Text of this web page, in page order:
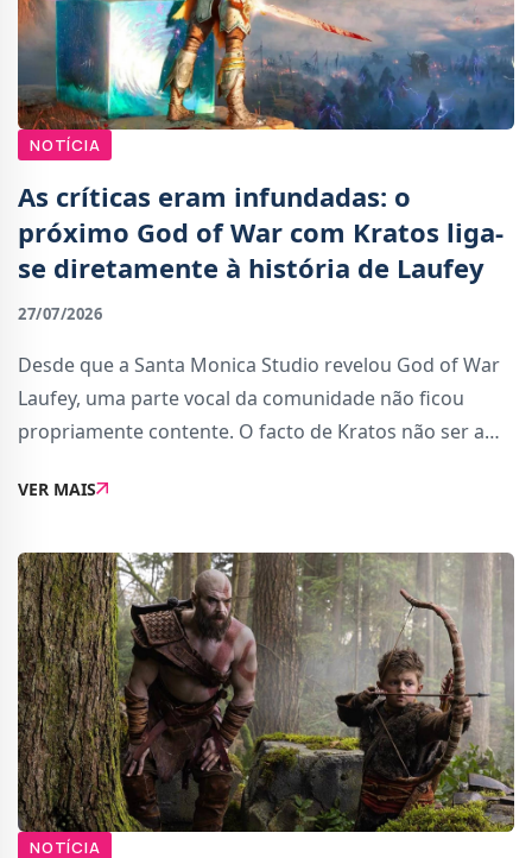
NOTÍCIA
As críticas eram infundadas: o
próximo God of War com Kratos liga-
se diretamente à história de Laufey
27/07/2026
Desde que a Santa Monica Studio revelou God of War
Laufey, uma parte vocal da comunidade não ficou
propriamente contente. O facto de Kratos não ser a
uma onda de críticas: algumas legítimas,
VER MAIS
NOTÍCIA